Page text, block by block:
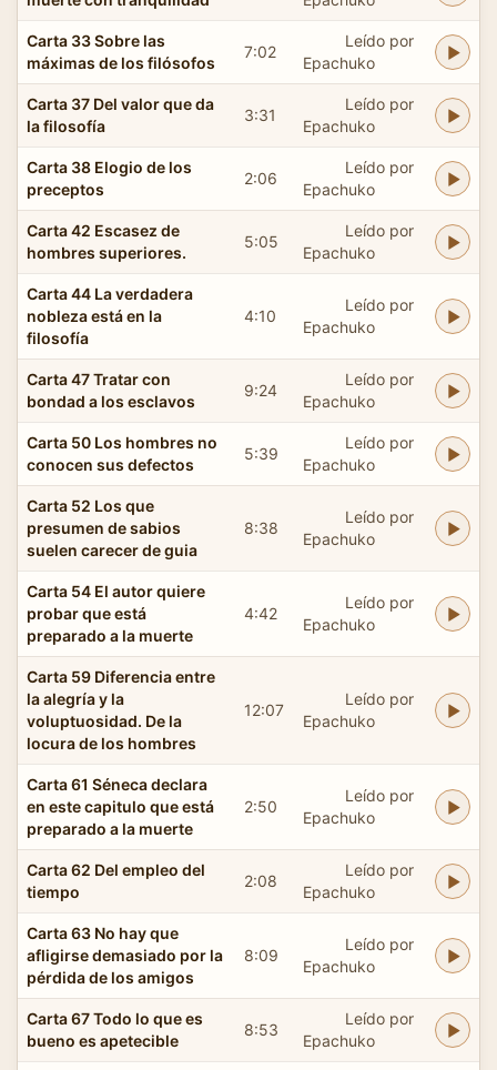
Carta 33 Sobre las
máximas de los filósofos
7:02
Leído por
Epachuko
Carta 37 Del valor que da
la filosofía
3:31
Leído por
Epachuko
Carta 38 Elogio de los
preceptos
2:06
Leído por
Epachuko
Carta 42 Escasez de
hombres superiores.
5:05
Leído por
Epachuko
Carta 44 La verdadera
nobleza está en la
filosofía
4:10
Leído por
Epachuko
Carta 47 Tratar con
bondad a los esclavos
9:24
Leído por
Epachuko
Carta 50 Los hombres no
conocen sus defectos
5:39
Leído por
Epachuko
Carta 52 Los que
presumen de sabios
suelen carecer de guia
8:38
Leído por
Epachuko
Carta 54 El autor quiere
probar que está
preparado a la muerte
4:42
Leído por
Epachuko
Carta 59 Diferencia entre
la alegría y la
voluptuosidad. De la
locura de los hombres
12:07
Leído por
Epachuko
Carta 61 Séneca declara
en este capitulo que está
preparado a la muerte
2:50
Leído por
Epachuko
Carta 62 Del empleo del
tiempo
2:08
Leído por
Epachuko
Carta 63 No hay que
afligirse demasiado por la
pérdida de los amigos
8:09
Leído por
Epachuko
Carta 67 Todo lo que es
bueno es apetecible
8:53
Leído por
Epachuko